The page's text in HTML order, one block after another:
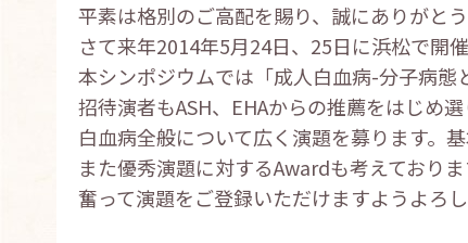
平素は格別のご高配を賜り、誠にありがとう
さて来年2014年5月24日、25日に浜松で開
本シンポジウムでは「成人白血病-分子病態
招待演者もASH、EHAからの推薦をはじめ
白血病全般について広く演題を募ります。
また優秀演題に対するAwardも考えておりま
奮って演題をご登録いただけますようよろ